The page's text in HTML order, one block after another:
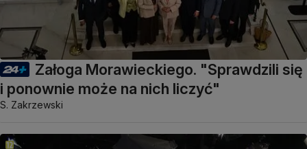
Załoga Morawieckiego. "Sprawdzili się
i ponownie może na nich liczyć"
S. Zakrzewski